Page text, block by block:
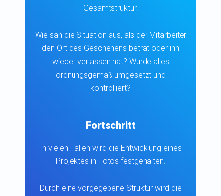
Gesamtstruktur.
Wie sah die Situation aus, als der Mitarbeiter
den Ort des Geschehens betrat oder ihn
wieder verlassen hat? Wurde alles
ordnungsgemäß umgesetzt und
kontrolliert?
Fortschritt
In vielen Fällen wird die Entwicklung eines
Projektes in Fotos festgehalten.
Durch eine vorgegebene Struktur wird die